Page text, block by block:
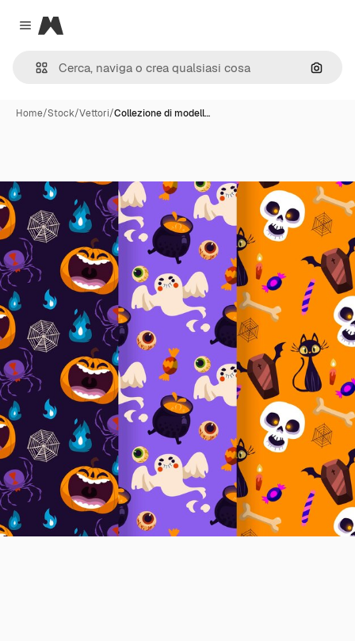
Close menu
Magnific
Cerca
Home/Stock/Vettori/Collezione di modell…